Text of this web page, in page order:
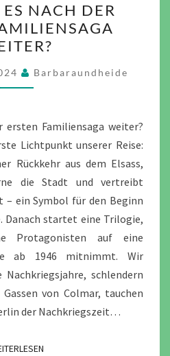
GEHT
ES
NACH
DER
ERSTEN
WEITER?
NACH DER
Barbaraundheide
Familiensaga weiter?
Lichtpunkt unserer Reise:
Rückkehr aus dem Elsass,
die Stadt und vertreibt
– ein Symbol für den Beginn
Danach startet eine Trilogie,
Protagonisten auf eine
ab 1946 mitnimmt. Wir
schlendern
von Colmar, tauchen
der Nachkriegszeit…
WEITERLESEN